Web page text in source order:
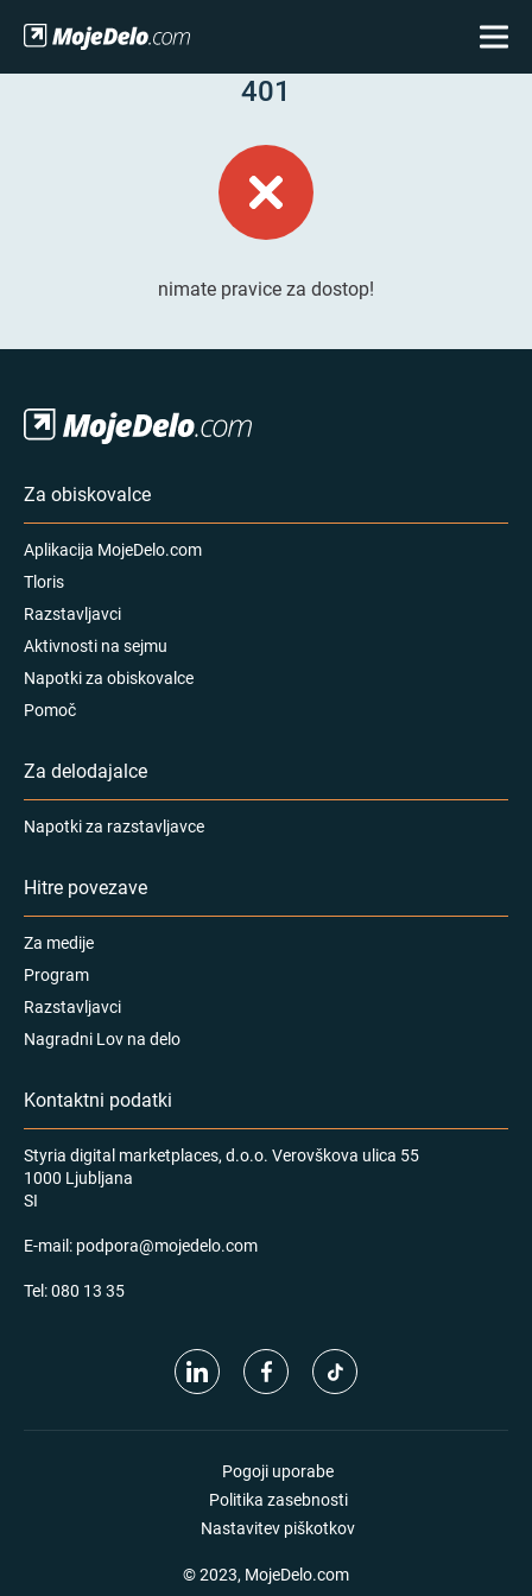
401
nimate pravice za dostop!
Za obiskovalce
Aplikacija MojeDelo.com
Tloris
Razstavljavci
Aktivnosti na sejmu
Napotki za obiskovalce
Pomoč
Za delodajalce
Napotki za razstavljavce
Hitre povezave
Za medije
Program
Razstavljavci
Nagradni Lov na delo
Kontaktni podatki
Styria digital marketplaces, d.o.o. Verovškova ulica 55
1000 Ljubljana
SI
E-mail: podpora@mojedelo.com
Tel:080 13 35
Pogoji uporabe
Politika zasebnosti
Nastavitev piškotkov
© 2023, MojeDelo.com